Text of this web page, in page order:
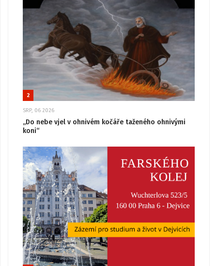
2
SRP, 06 2026
„Do nebe vjel v ohnivém kočáře taženého ohnivými
koni“